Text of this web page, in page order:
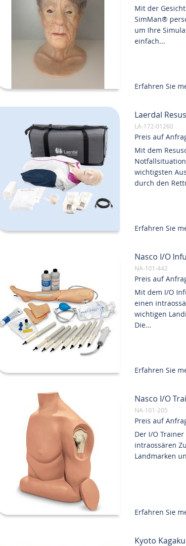
Mit der
SimMan®
um Ihre
einfach...
Erfahren Sie
Laerdal
LA-172-01260
Preis auf
Mit dem
wichtigsten
durch den
Erfahren Sie
Nasco I/O
NA-101-442
Preis auf
Mit dem I/O
einen
wichtigen
Die...
Erfahren Sie
Nasco I/O
NA-101-205
Preis auf
Der I/O
intraossären
Landmarken
Erfahren Sie
Kyoto